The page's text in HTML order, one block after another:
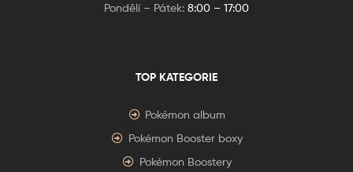
Pondělí – Pátek: 8:00 – 17:00
TOP KATEGORIE
Pokémon album
Pokémon Booster boxy
Pokémon Boostery